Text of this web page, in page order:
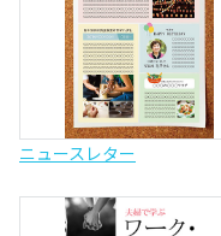
ニュースレター